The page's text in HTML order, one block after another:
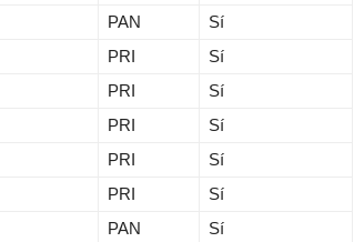
PAN
Sí
PRI
Sí
PRI
Sí
PRI
Sí
PRI
Sí
PRI
Sí
PAN
Sí